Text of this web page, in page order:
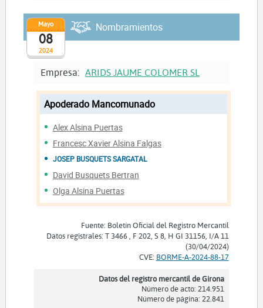
2024
Mayo
08
Nombramientos
Empresa: ARIDS JAUME COLOMER SL
Apoderado Mancomunado
Alex Alsina Puertas
Francesc Xavier Alsina Falgas
JOSEP BUSQUETS SARGATAL
David Busquets Bertran
Olga Alsina Puertas
Fuente: Boletín Oficial del Registro Mercantil
Datos registrales: T 3466 , F 202, S 8, H GI 31156, I/A 11
(30/04/2024)
CVE: BORME-A-2024-88-17
Datos del registro mercantil de Girona
Número de acto: 214.951
Número de página: 22.841